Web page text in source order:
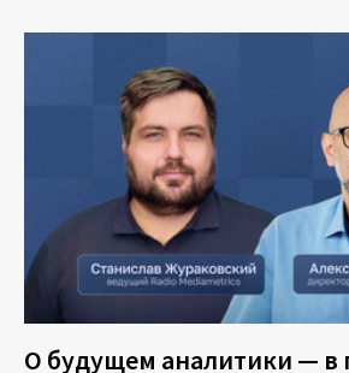
ранее были зашиты в Excel, но,
перевести это всё на более
платформу.
Сократить время поиска
для специалистов разного
руководителей разного уровня.
И, самое главное,
один единый источник правды,
О будущем аналитики — в